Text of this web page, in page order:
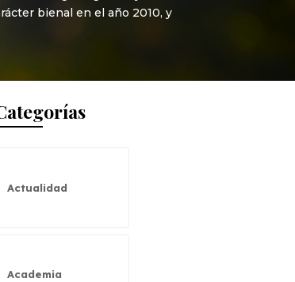
bienal en el año 2010, y
Actualidad
Academia